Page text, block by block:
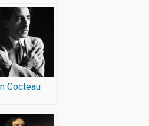
Cocteau